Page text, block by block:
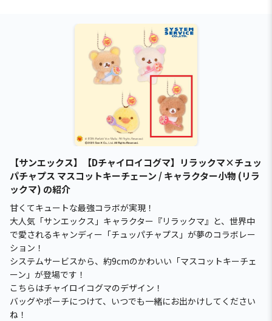
【サンエックス】【Dチャイロイコグマ】リラックマ×チュッ
パチャプス マスコットキーチェーン / キャラクター小物 (リラ
ックマ) の紹介
甘くてキュートな最強コラボが実現！
大人気「サンエックス」キャラクター『リラックマ』と、世界中
で愛されるキャンディー「チュッパチャプス」が夢のコラボレー
ション！
システムサービスから、約9cmのかわいい「マスコットキーチェ
ーン」が登場です！
こちらはチャイロイコグマのデザイン！
バッグやポーチにつけて、いつでも一緒にお出かけしてください
ね！